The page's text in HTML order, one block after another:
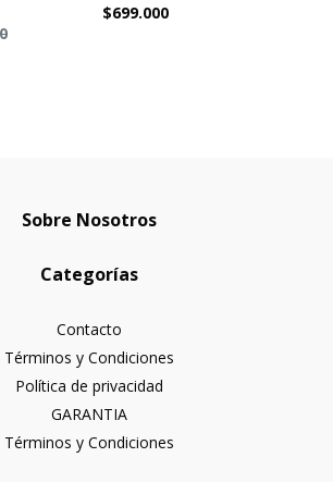
$699.000
Sobre Nosotros
Categorías
Contacto
Términos y Condiciones
Política de privacidad
GARANTIA
Términos y Condiciones